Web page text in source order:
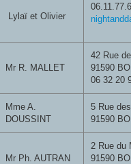
Lylaï et Olivier
Mr R. MALLET
42 Rue
91590
06 32 20
Mme A.
DOUSSINT
5 Rue
91590
Mr Ph. AUTRAN
2 Rue du
91590